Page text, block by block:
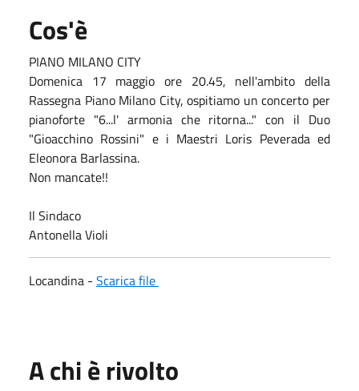
Cos'è
PIANO MILANO CITY
Domenica 17 maggio ore 20.45, nell'ambito della
Rassegna Piano Milano City, ospitiamo un concerto per
pianoforte "6...l' armonia che ritorna..." con il Duo
"Gioacchino Rossini" e i Maestri Loris Peverada ed
Eleonora Barlassina.
Non mancate!!
Il Sindaco
Antonella Violi
Locandina - Scarica file
A chi è rivolto